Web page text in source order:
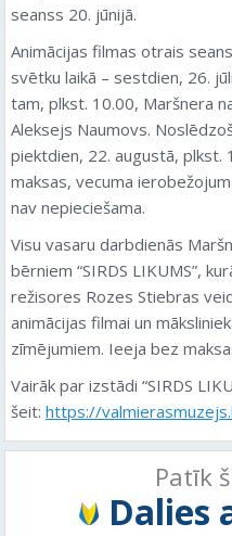
seanss 20. jūnijā.
Animācijas filmas otrais
svētku laikā – sestdien, 26.
tam, plkst. 10.00, Maršnera
Aleksejs Naumovs.
piektdien, 22. augustā, plkst.
maksas, vecuma
nav nepieciešama.
Visu vasaru darbdienās
bērniem “SIRDS LIKUMS”,
režisores Rozes Stiebras
animācijas filmai un
zīmējumiem. Ieeja bez
Vairāk par izstādi “SIRDS
šeit: https://
Patīk
Dalies